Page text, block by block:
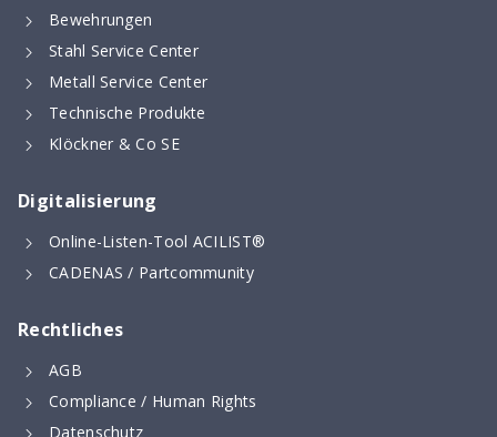
Bewehrungen
Stahl Service Center
Metall Service Center
Technische Produkte
Klöckner & Co SE
Digitalisierung
Online-Listen-Tool ACILIST®
CADENAS / Partcommunity
Rechtliches
AGB
Compliance / Human Rights
Datenschutz